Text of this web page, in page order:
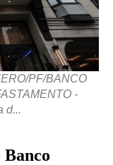
PF/BANCO
-
d...
Banco